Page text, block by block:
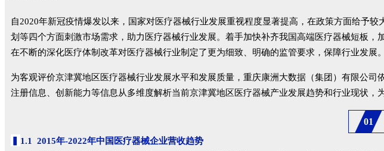
自2020年新冠疫情爆发以来，国家对医疗器械行业发展重视程度显著提高，在政策方面给予较
划等四个方面刺激市场需求，助力医疗器械行业发展。着手加快补齐我国高端医疗器械短板
在不断的深化医疗体制改革对医疗器械行业制定了更为细致、明确的监管要求，保障行业发展。
为客观评价京津冀地区医疗器械行业发展水平和发展质量，重庆康洲大数据（集团）有限公
注册信息、创新能力等信息从多维度解析当前京津冀地区医疗器械产业发展趋势和行业现状，
01
▍ 1.1 2015年-2022年中国医疗器械企业营收趋势